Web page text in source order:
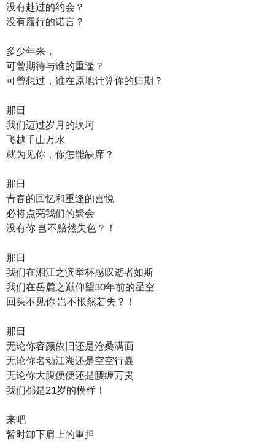
没有赴过的约会？
没有履行的诺言？
多少年来，
可曾期待与谁的重逢？
可曾想过，谁在原地计算你的归期？
那日
我们迈过岁月的坎坷
飞越千山万水
就为见你，你怎能缺席？
那日
青春的回忆和重逢的喜悦
必将点亮我们的聚会
没有你 岂不黯然失色？！
那日
我们在湘江之滨举杯感叹逝者如斯
我们在岳麓之巅仰望30年前的星空
回头不见你 岂不怅然若失？！
那日
无论你容颜依旧还是沧桑满面
无论你名动江湖还是空空行囊
无论你大腹便便还是腰缠万贯
我们都是21岁的模样！
来吧
暂时卸下肩上的重担